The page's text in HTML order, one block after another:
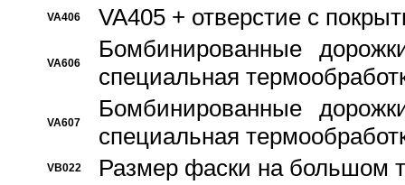
VA406 VA405 + отверстие с
VA606
Бомбинированные
специальная
VA607
Бомбинированные
специальная
VB022 Размер фаски на большом